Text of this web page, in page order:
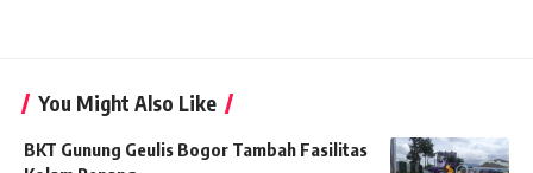
You Might Also Like
BKT Gunung Geulis Bogor Tambah Fasilitas